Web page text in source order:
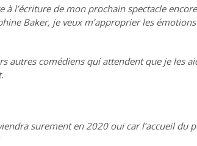
à l’écriture de mon prochain spectacle
Baker, je veux m’approprier les
autres comédiens qui attendent que je les
surement en 2020 oui car l’accueil du